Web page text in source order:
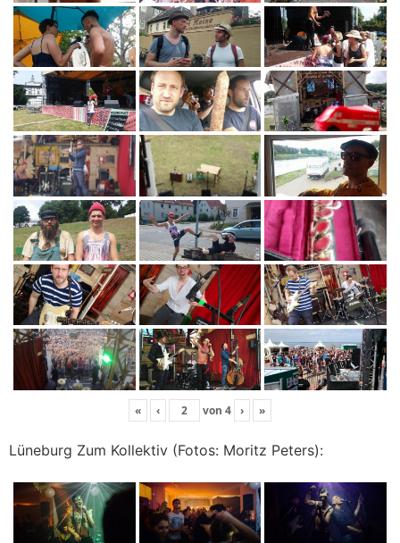
« ‹ von 4 › »
Lüneburg Zum Kollektiv (Fotos: Moritz Peters):